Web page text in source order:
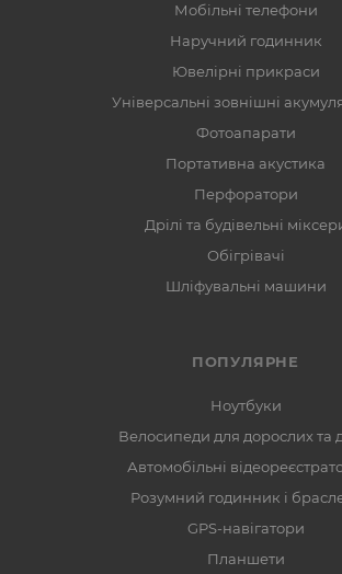
Мобільні телефони
Наручний годинник
Ювелірні прикраси
Універсальні зовнішні
Фотоапарати
Портативна акустика
Перфоратори
Дрілі та будівельні
Обігрівачі
Шліфувальні машини
ПОПУЛЯРНЕ
Ноутбуки
Велосипеди для дорослих та
Автомобільні
Розумний годинник і
GPS-навігатори
Планшети